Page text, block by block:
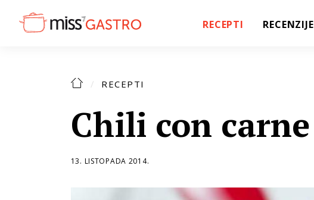
RECEPTI RECENZIJE
RECEPTI
Chili con carne
13. LISTOPADA 2014.